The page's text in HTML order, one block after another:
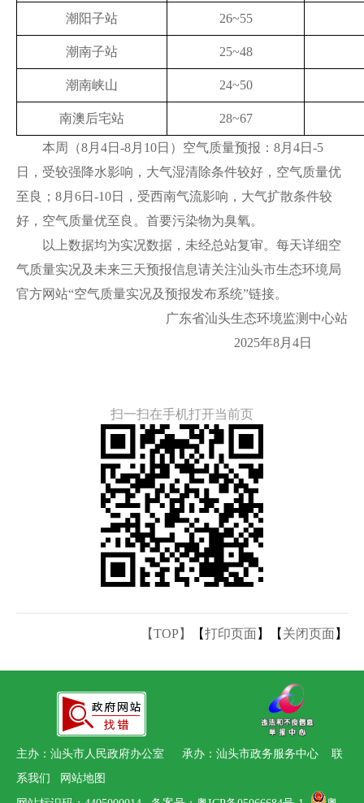
潮阳子站 26~55
潮南子站 25~48
潮南峡山 24~50
南澳后宅站 28~67
本周（8月4日-8月10日）空气质量预报：8月4日-5
日，受较强降水影响，大气湿清除条件较好，空气质量优
至良；8月6日-10日，受西南气流影响，大气扩散条件较
好，空气质量优至良。首要污染物为臭氧。
以上数据均为实况数据，未经总站复审。每天详细空
气质量实况及未来三天预报信息请关注汕头市生态环境局
官方网站“空气质量实况及预报发布系统”链接。
广东省汕头生态环境监测中心站
2025年8月4日
扫一扫在手机打开当前页
【TOP】 【打印页面】【 关闭页面】
主办：汕头市人民政府办公室 承办：汕头市政务服务中心 联
系我们
网站地图